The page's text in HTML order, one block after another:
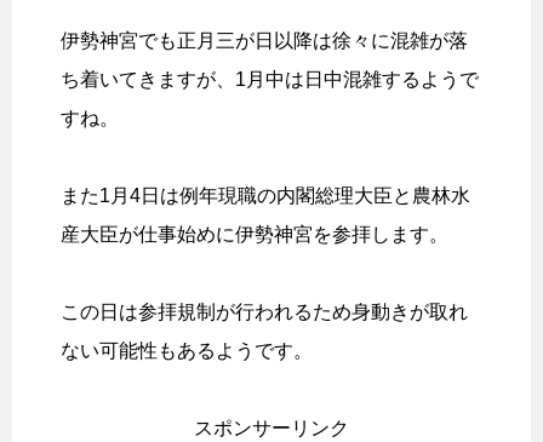
伊勢神宮でも正月三が日以降は徐々に混雑が落
ち着いてきますが、1月中は日中混雑するようで
すね。
また1月4日は例年現職の内閣総理大臣と農林水
産大臣が仕事始めに伊勢神宮を参拝します。
この日は参拝規制が行われるため身動きが取れ
ない可能性もあるようです。
スポンサーリンク